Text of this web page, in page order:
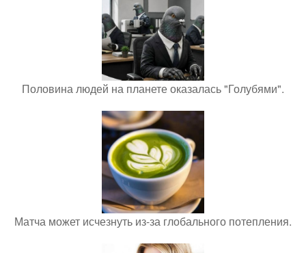
Половина людей на планете оказалась "Голубями".
Матча может исчезнуть из-за глобального потепления.